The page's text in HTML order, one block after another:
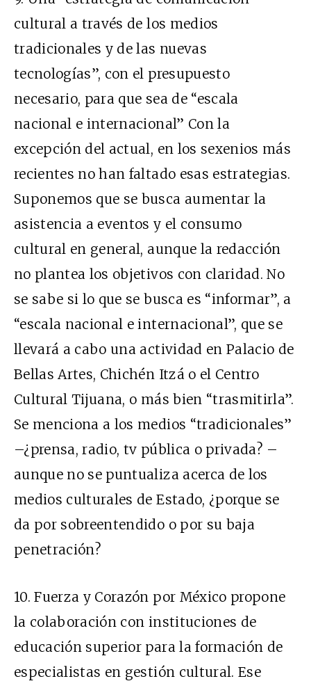
cultural a través de los medios
tradicionales y de las nuevas
tecnologías”, con el presupuesto
necesario, para que sea de “escala
nacional e internacional” Con la
excepción del actual, en los sexenios más
recientes no han faltado esas estrategias.
Suponemos que se busca aumentar la
asistencia a eventos y el consumo
cultural en general, aunque la redacción
no plantea los objetivos con claridad. No
se sabe si lo que se busca es “informar”, a
“escala nacional e internacional”, que se
llevará a cabo una actividad en Palacio de
Bellas Artes, Chichén Itzá o el Centro
Cultural Tijuana, o más bien “trasmitirla”.
Se menciona a los medios “tradicionales”
–¿prensa, radio, tv pública o privada? –
aunque no se puntualiza acerca de los
medios culturales de Estado, ¿porque se
da por sobreentendido o por su baja
penetración?
10. Fuerza y Corazón por México propone
la colaboración con instituciones de
educación superior para la formación de
especialistas en gestión cultural. Ese